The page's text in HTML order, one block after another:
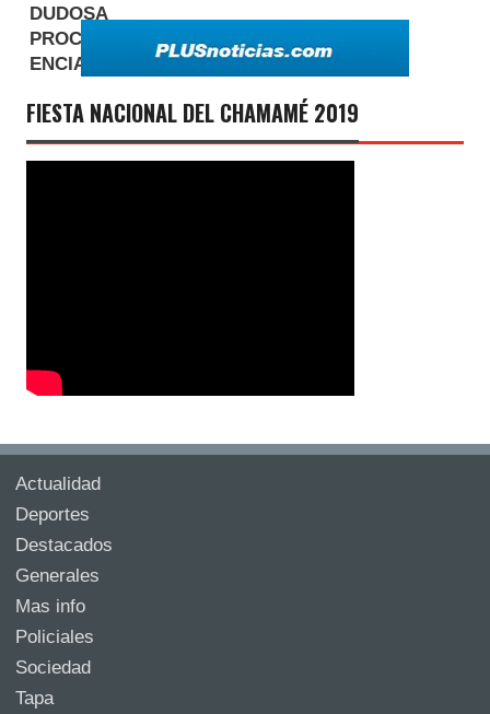
FIESTA NACIONAL DEL CHAMAMÉ 2019
Actualidad
Deportes
Destacados
Generales
Mas info
Policiales
Sociedad
Tapa